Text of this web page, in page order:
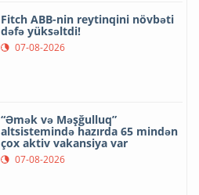
Fitch ABB-nin reytinqini növbəti
dəfə yüksəltdi!
07-08-2026
“Əmək və Məşğulluq”
altsistemində hazırda 65 mindən
çox aktiv vakansiya var
07-08-2026